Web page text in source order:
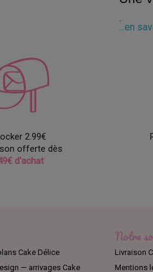
Les
Les
Les
Disney
...en
2.99€
offerte dès
d'achat
Cake Délice
— arrivages Cake
Notre
Livraison
Mentions